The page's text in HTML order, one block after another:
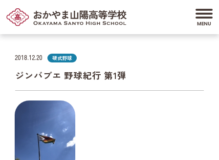
2018.12.20 硬式野球
ジンバブエ 野球紀行 第1弾